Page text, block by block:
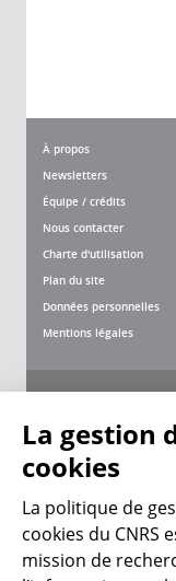
À propos
Newsletters
Équipe / crédits
Nous contacter
Charte d'utilisation
Plan du site
Données personnelles
Mentions légales
La gestion
cookies
La politique de
cookies du CNRS
mission de